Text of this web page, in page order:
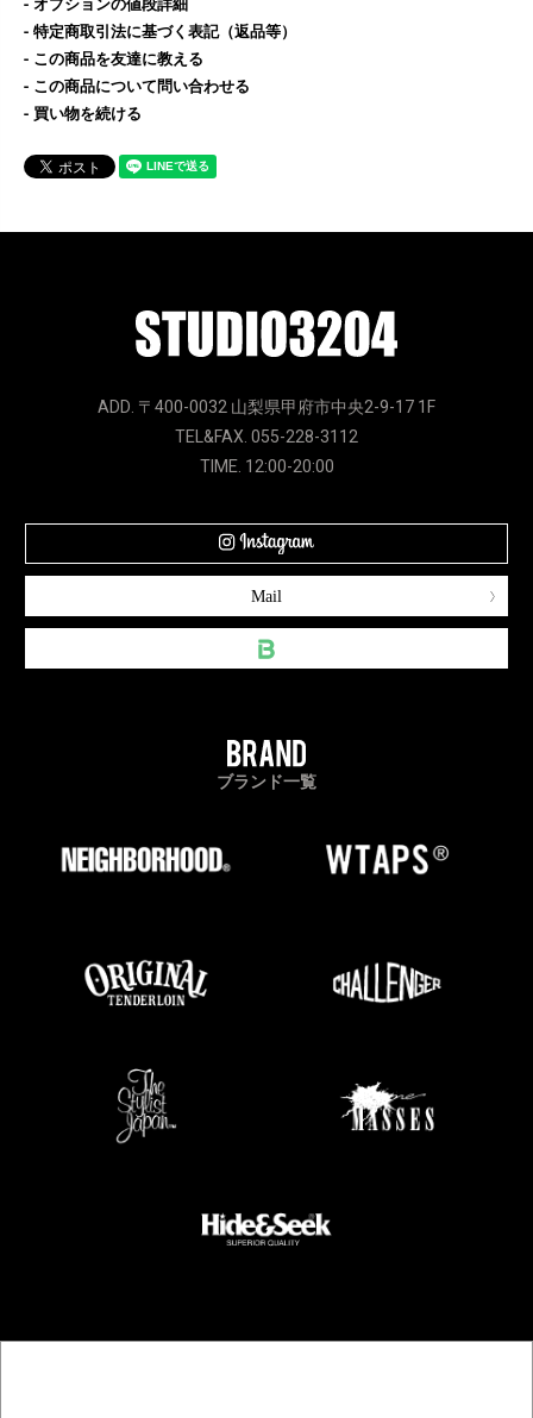
特定商取引法に基づく表記（返品等）
この商品を友達に教える
この商品について問い合わせる
買い物を続ける
ADD. 〒400-0032 山梨県甲府市中央2-9-17 1F
TEL&FAX. 055-228-3112
TIME. 12:00-20:00
Mail
ブランド一覧